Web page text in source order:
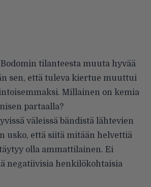
tilanteesta muuta hyvää
sen, että tuleva kiertue muuttui
Millainen on kemia
partaalla?
väleissä bändistä lähtevien
usko, että siitä mitään helvettiä
olla ammattilainen. Ei
negatiivisia henkilökohtaisia